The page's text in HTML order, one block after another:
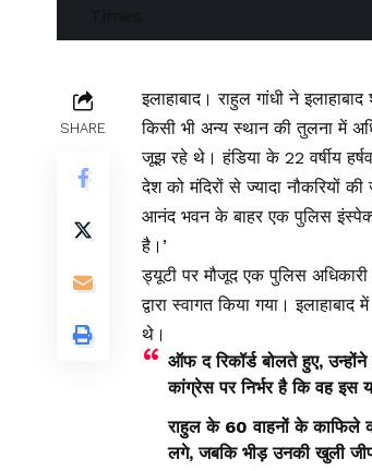
SHARE
इलाहाबाद। राहुल गांधी ने
किसी भी अन्य स्थान की तुलना में
जूझ रहे थे। हंडिया के 22 वर्षीय
देश को मंदिरों से ज्यादा नौकरियों
आनंद भवन के बाहर एक पुलिस
है।’
ड्यूटी पर मौजूद एक पुलिस
द्वारा स्वागत किया गया।
थे।
ऑफ द रिकॉर्ड बोलते हुए,
कांग्रेस पर निर्भर है कि वह इस
राहुल के 60 वाहनों के
लगे, जबकि भीड़ उनकी खुली